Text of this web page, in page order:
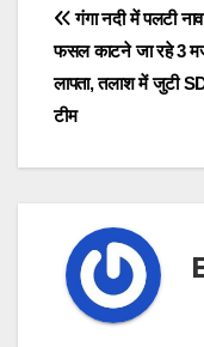
Post
गंगा नदी में पलटी
फसल काटने जा रहे 3
लापता, तलाश में जुटी
टीम